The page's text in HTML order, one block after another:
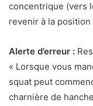
concentrique (vers
revenir à la position
Alerte d’erreur :
« Lorsque vous
squat peut
charnière de